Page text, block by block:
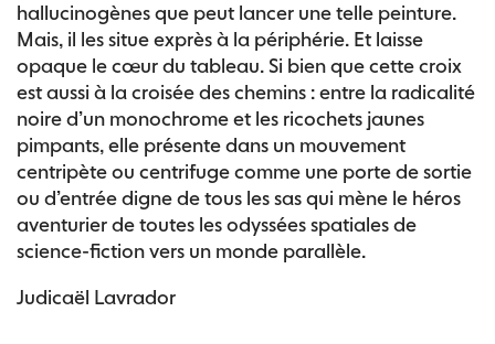
hallucinogènes que peut lancer une telle peinture.
Mais, il les situe exprès à la périphérie. Et laisse
opaque le cœur du tableau. Si bien que cette croix
est aussi à la croisée des chemins : entre la radicalité
noire d’un monochrome et les ricochets jaunes
pimpants, elle présente dans un mouvement
centripète ou centrifuge comme une porte de sortie
ou d’entrée digne de tous les sas qui mène le héros
aventurier de toutes les odyssées spatiales de
science-fiction vers un monde parallèle.
Judicaël Lavrador